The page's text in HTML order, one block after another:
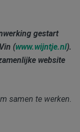
gestart
(www.wijntje.nl).
website
samen te werken.